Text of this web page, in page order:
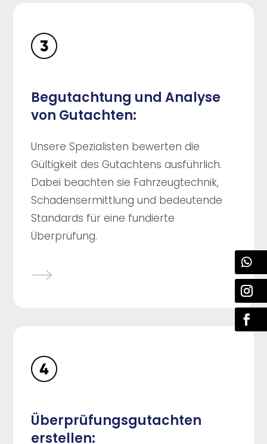
Begutachtung und Analyse
von Gutachten:
Unsere Spezialisten bewerten die
Gültigkeit des Gutachtens ausführlich.
Dabei beachten sie Fahrzeugtechnik,
Schadensermittlung und bedeutende
Standards für eine fundierte
Überprüfung.
Überprüfungsgutachten
erstellen: